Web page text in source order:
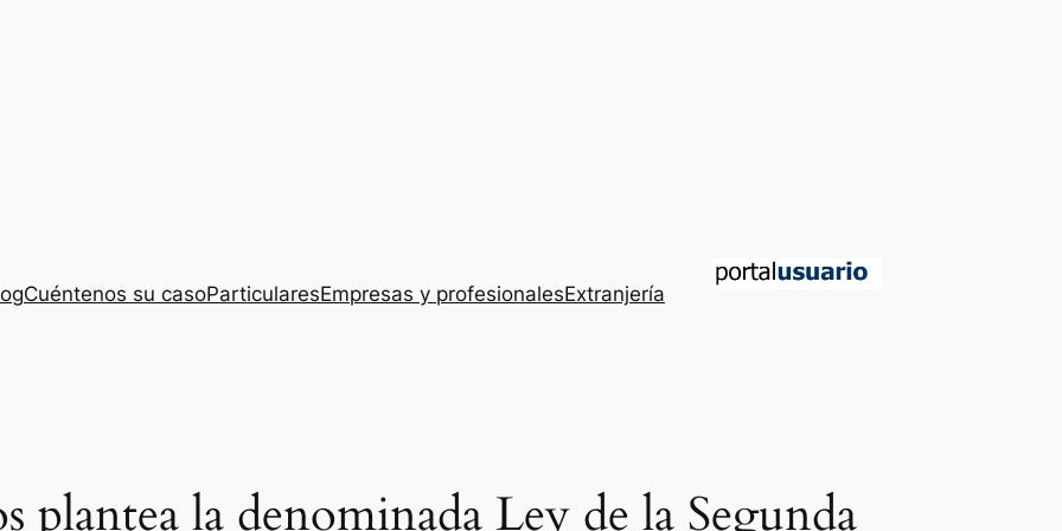
Cuéntenos su casoParticularesEmpresas y profesionalesExtranjería
plantea la denominada Ley de la Segunda